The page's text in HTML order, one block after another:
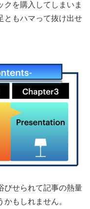
クを購入してしまいま
ともハマって抜け出せ
びせられて記事の熱量
もしれません。